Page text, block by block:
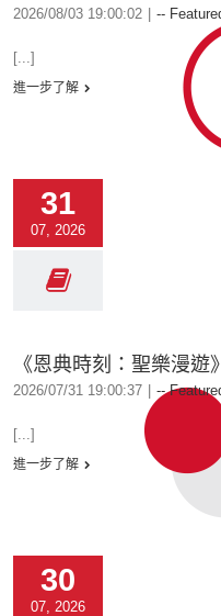
2026/08/03 19:00:02 --
[...]
進一步了解
31
07, 2026
《恩典時刻：聖樂漫
2026/07/31 19:00:37 --
[...]
進一步了解
30
07, 2026